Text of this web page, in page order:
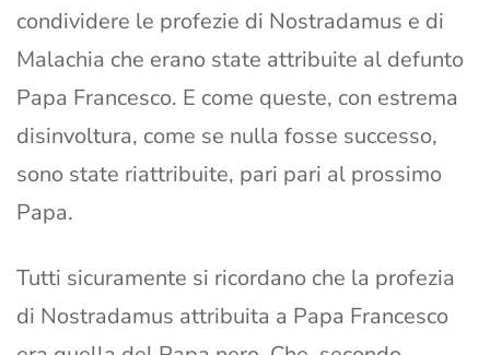
condividere le profezie di Nostradamus e di
Malachia che erano state attribuite al defunto
Papa Francesco. E come queste, con estrema
disinvoltura, come se nulla fosse successo,
sono state riattribuite, pari pari al prossimo
Papa.
Tutti sicuramente si ricordano che la profezia
di Nostradamus attribuita a Papa Francesco